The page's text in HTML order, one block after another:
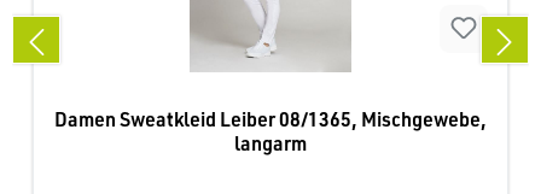
Damen Sweatkleid Leiber 08/1365, Mischgewebe,
langarm